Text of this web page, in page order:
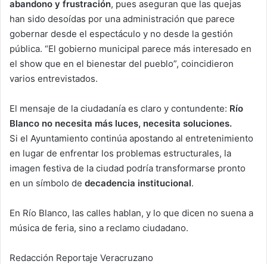
abandono y frustración, pues aseguran que las quejas
han sido desoídas por una administración que parece
gobernar desde el espectáculo y no desde la gestión
pública. “El gobierno municipal parece más interesado en
el show que en el bienestar del pueblo”, coincidieron
varios entrevistados.
El mensaje de la ciudadanía es claro y contundente: Río
Blanco no necesita más luces, necesita soluciones.
Si el Ayuntamiento continúa apostando al entretenimiento
en lugar de enfrentar los problemas estructurales, la
imagen festiva de la ciudad podría transformarse pronto
en un símbolo de decadencia institucional.
En Río Blanco, las calles hablan, y lo que dicen no suena a
música de feria, sino a reclamo ciudadano.
Redacción Reportaje Veracruzano